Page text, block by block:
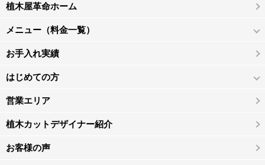
植木屋革命ホーム
メニュー（料金一覧）
お手入れ実績
はじめての方
営業エリア
植木カットデザイナー紹介
お客様の声